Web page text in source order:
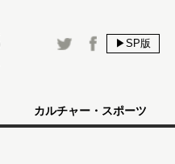
▶SP版
カルチャー・スポーツ